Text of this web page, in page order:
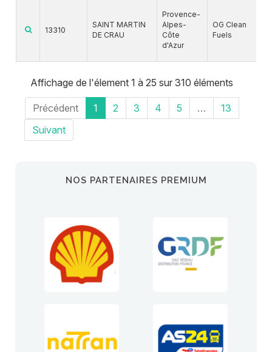
13310
SAINT MARTIN
DE CRAU
Provence-
Alpes-
Côte
d'Azur
OG Clean
Fuels
Affichage de l'élement 1 à 25 sur 310 éléments
Précédent 1 2 3 4 5 …
13
Suivant
NOS PARTENAIRES PREMIUM